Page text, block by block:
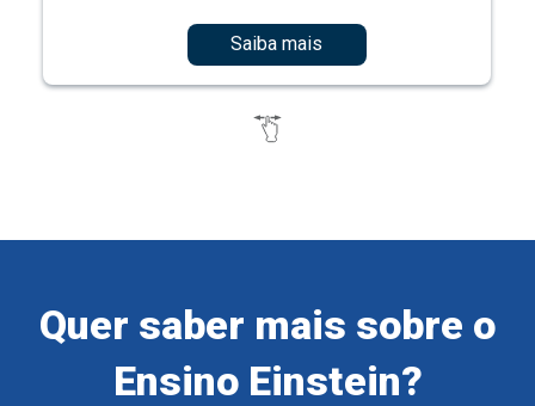
Saiba mais
Quer saber mais sobre o
Ensino Einstein?